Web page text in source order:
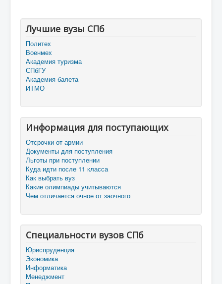
Лучшие вузы СПб
Политех
Военмех
Академия туризма
СПбГУ
Академия балета
ИТМО
Информация для поступающих
Отсрочки от армии
Документы для поступления
Льготы при поступлении
Куда идти после 11 класса
Как выбрать вуз
Какие олимпиады учитываются
Чем отличается очное от заочного
Специальности вузов СПб
Юриспруденция
Экономика
Информатика
Менеджмент